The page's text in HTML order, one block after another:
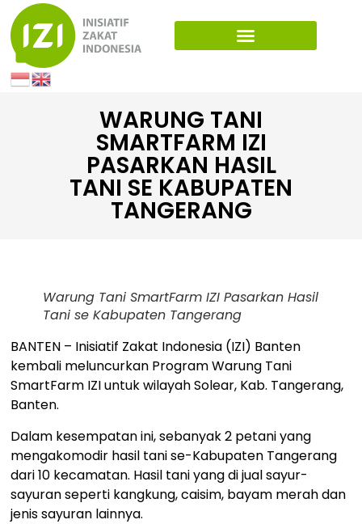
WARUNG TANI
SMARTFARM IZI
PASARKAN HASIL
TANI SE KABUPATEN
TANGERANG
Warung Tani SmartFarm IZI Pasarkan Hasil
Tani se Kabupaten Tangerang
BANTEN – Inisiatif Zakat Indonesia (IZI) Banten
kembali meluncurkan Program Warung Tani
SmartFarm IZI untuk wilayah Solear, Kab. Tangerang,
Banten.
Dalam kesempatan ini, sebanyak 2 petani yang
mengakomodir hasil tani se-Kabupaten Tangerang
dari 10 kecamatan. Hasil tani yang di jual sayur-
sayuran seperti kangkung, caisim, bayam merah dan
jenis sayuran lainnya.